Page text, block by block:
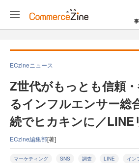
ECzineニュース
Z世代がもっとも信頼
るインフルエンサー総
続でヒカキンに／LINE
ECzine編集部[著]
マーケティング SNS 調査 LINE イン